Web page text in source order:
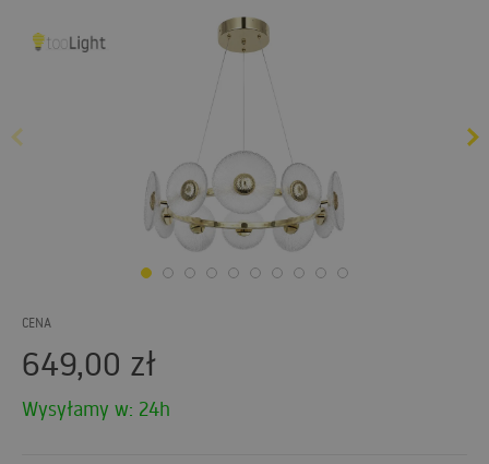
CENA
649,00 zł
Wysyłamy w: 24h